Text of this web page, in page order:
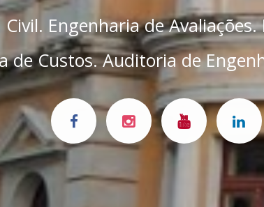
Civil. Engenharia de
de Custos. Auditoria de